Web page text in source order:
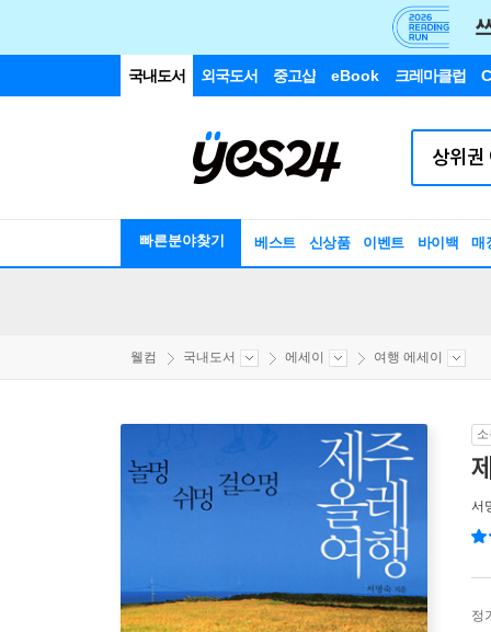
국내도서 외국도서 중고샵 eBook 크레마클럽
빠른분야찾기 베스트 신상품 이벤트 바이백 매
웰컴 국내도서 에세이 여행 에세이
서
정